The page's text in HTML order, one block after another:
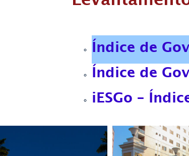
Índice de
Índice de
iESGo –